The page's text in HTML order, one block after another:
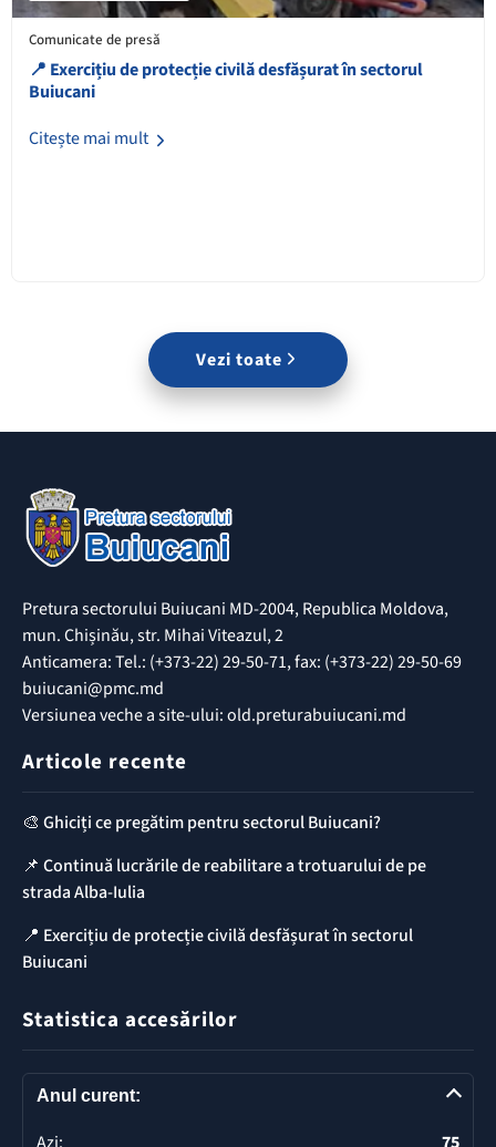
Comunicate de presă
📍 Exercițiu de protecție civilă desfășurat în sectorul
Buiucani
Citește mai mult
Vezi toate
Pretura sectorului Buiucani MD-2004, Republica Moldova,
mun. Chișinău, str. Mihai Viteazul, 2
Anticamera: Tel.: (+373-22) 29-50-71, fax: (+373-22) 29-50-69
buiucani@pmc.md
Versiunea veche a site-ului: old.preturabuiucani.md
Articole recente
🎨 Ghiciți ce pregătim pentru sectorul Buiucani?
📌 Continuă lucrările de reabilitare a trotuarului de pe
strada Alba-Iulia
📍 Exercițiu de protecție civilă desfășurat în sectorul
Buiucani
Statistica accesărilor
Anul curent: